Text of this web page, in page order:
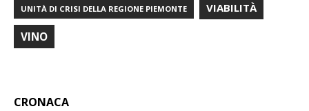
UNITÀ DI CRISI DELLA REGIONE PIEMONTE VIABILITÀ
VINO
CRONACA